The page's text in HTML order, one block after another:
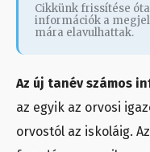
Cikkünk frissítése
információk a
mára elavulhattak.
Az új tanév számos
az egyik az orvosi
orvostól az iskoláig.